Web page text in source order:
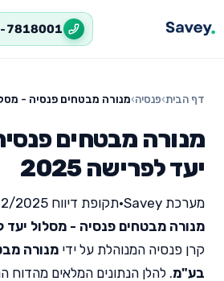
7818001
דף הבית›פנסיה›מנורה מבטחים פנסיה - מסלול
מנורה מבטחים
יעד לפרישה 2025
מערכת Savey •תקופת דיווח 12/2025
מנורה מבטחים פנסיה - מסלול יעד
קרן פנסיה המנוהלת על ידי מנורה
בע"מ. להלן הנתונים המלאים מהדוח